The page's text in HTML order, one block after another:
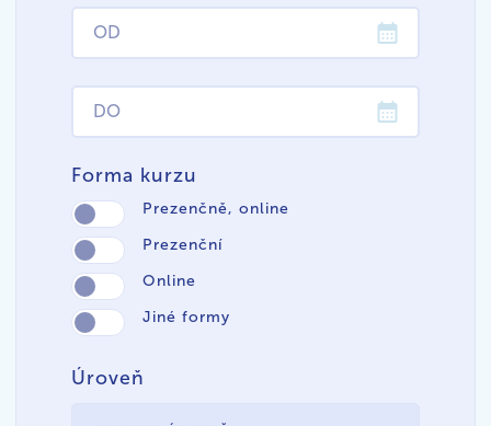
Forma kurzu
Prezenčně, online
Prezenční
Online
Jiné formy
Úroveň